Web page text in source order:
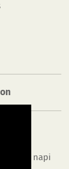
képek, napi